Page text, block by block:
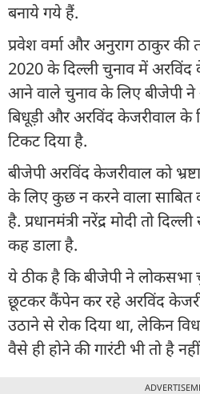
बनाये गये हैं.
प्रवेश वर्मा और अनुराग ठाकुर की
2020 के दिल्ली चुनाव में
आने वाले चुनाव के लिए बीजेपी
बिधूड़ी और अरविंद केजरीवाल के
टिकट दिया है.
बीजेपी अरविंद केजरीवाल को
के लिए कुछ न करने वाला साबित
है. प्रधानमंत्री नरेंद्र मोदी तो
कह डाला है.
ये ठीक है कि बीजेपी ने
छूटकर कैंपेन कर रहे अरविंद
उठाने से रोक दिया था, लेकिन
वैसे ही होने की गारंटी भी तो है